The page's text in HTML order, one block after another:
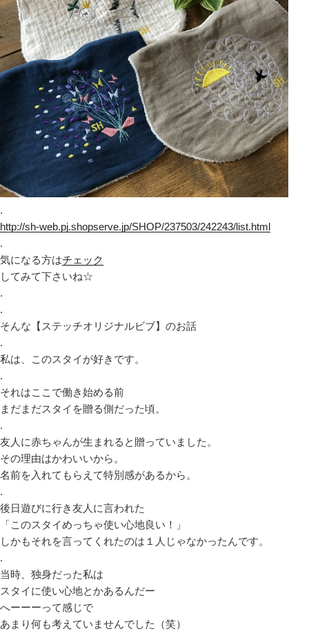
.
http://sh-web.pj.shopserve.jp/SHOP/237503/242243/list.html
.
気になる方はチェック
してみて下さいね☆
.
.
そんな【ステッチオリジナルビブ】のお話
.
私は、このスタイが好きです。
.
それはここで働き始める前
まだまだスタイを贈る側だった頃。
.
友人に赤ちゃんが生まれると贈っていました。
その理由はかわいいから。
名前を入れてもらえて特別感があるから。
.
後日遊びに行き友人に言われた
「このスタイめっちゃ使い心地良い！」
しかもそれを言ってくれたのは１人じゃなかったんです。
.
当時、独身だった私は
スタイに使い心地とかあるんだー
へーーーって感じで
あまり何も考えていませんでした（笑）